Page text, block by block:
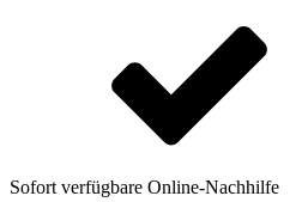
Sofort verfügbare Online-Nachhilfe